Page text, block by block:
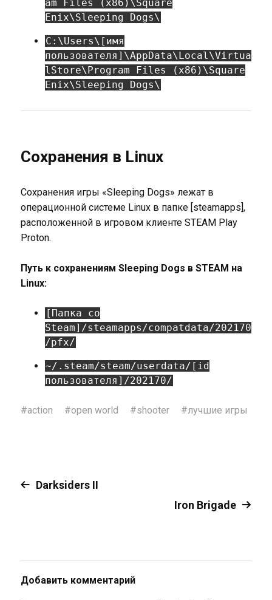
am Files (x86)\Square
Enix\Sleeping Dogs\
C:\Users\[имя
пользователя]\AppData\Local\Virtua
lStore\Program Files (x86)\Square
Enix\Sleeping Dogs\
Сохранения в Linux
Сохранения игры «Sleeping Dogs» лежат в
операционной системе Linux в папке [steamapps],
расположенной в игровом клиенте STEAM Play
Proton.
Путь к сохранениям Sleeping Dogs в STEAM на
Linux:
[Папка со
Steam]/steamapps/compatdata/202170
/pfx/
~/.steam/steam/userdata/[id
пользователя]/202170/
#action #open world #shooter #лучшие игры
Darksiders II
Iron Brigade
Добавить комментарий